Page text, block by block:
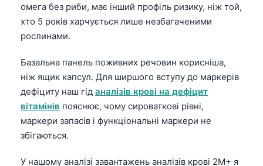
омега без риби, має інший профіль ризику, ніж той,
хто 5 років харчується лише незбагаченими
рослинами.
Базальна панель поживних речовин корисніша,
ніж ящик капсул. Для ширшого вступу до маркерів
дефіциту наш гід аналізів крові на дефіцит
вітамінів пояснює, чому сироваткові рівні,
маркери запасів і функціональні маркери не
збігаються.
У нашому аналізі завантажень аналізів крові 2M+ я